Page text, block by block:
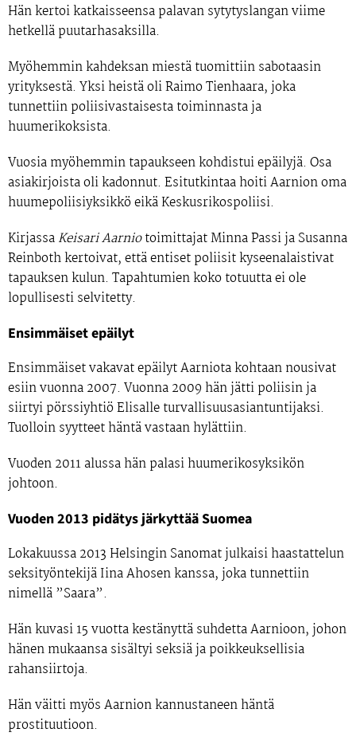
Hän kertoi katkaisseensa palavan sytytyslangan viime
hetkellä puutarhasaksilla.
Myöhemmin kahdeksan miestä tuomittiin sabotaasin
yrityksestä. Yksi heistä oli Raimo Tienhaara, joka
tunnettiin poliisivastaisesta toiminnasta ja
huumerikoksista.
Vuosia myöhemmin tapaukseen kohdistui epäilyjä. Osa
asiakirjoista oli kadonnut. Esitutkintaa hoiti Aarnion oma
huumepoliisiyksikkö eikä Keskusrikospoliisi.
Kirjassa Keisari Aarniotoimittajat Minna Passi ja Susanna
Reinboth kertoivat, että entiset poliisit kyseenalaistivat
tapauksen kulun. Tapahtumien koko totuutta ei ole
lopullisesti selvitetty.
Ensimmäiset epäilyt
Ensimmäiset vakavat epäilyt Aarniota kohtaan nousivat
esiin vuonna 2007. Vuonna 2009 hän jätti poliisin ja
siirtyi pörssiyhtiö Elisalle turvallisuusasiantuntijaksi.
Tuolloin syytteet häntä vastaan hylättiin.
Vuoden 2011 alussa hän palasi huumerikosyksikön
johtoon.
Vuoden 2013 pidätys järkyttää Suomea
Lokakuussa 2013 Helsingin Sanomat julkaisi haastattelun
seksityöntekijä Iina Ahosen kanssa, joka tunnettiin
nimellä ”Saara”.
Hän kuvasi 15 vuotta kestänyttä suhdetta Aarnioon, johon
hänen mukaansa sisältyi seksiä ja poikkeuksellisia
rahansiirtoja.
Hän väitti myös Aarnion kannustaneen häntä
prostituutioon.